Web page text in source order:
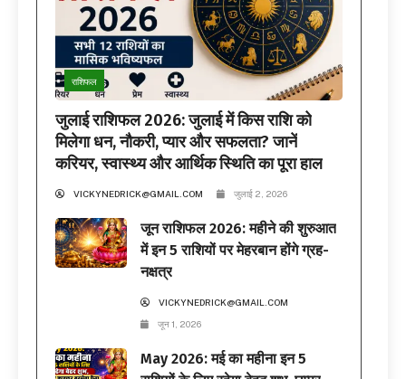
राशिफल
जुलाई राशिफल 2026: जुलाई में किस राशि को
मिलेगा धन, नौकरी, प्यार और सफलता? जानें
करियर, स्वास्थ्य और आर्थिक स्थिति का पूरा हाल
VICKYNEDRICK@GMAIL.COM जुलाई 2, 2026
जून राशिफल 2026: महीने की शुरुआत
में इन 5 राशियों पर मेहरबान होंगे ग्रह-
नक्षत्र
VICKYNEDRICK@GMAIL.COM
जून 1, 2026
May 2026: मई का महीना इन 5